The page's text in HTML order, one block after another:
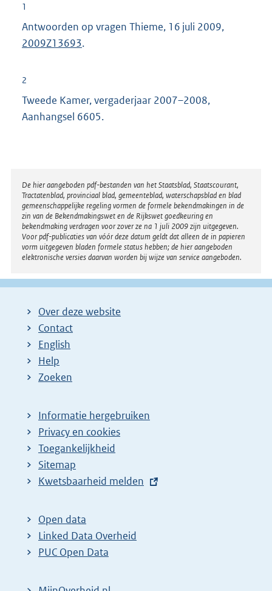
1
Antwoorden op vragen Thieme, 16 juli 2009,
2009Z13693.
2
Tweede Kamer, vergaderjaar 2007–2008,
Aanhangsel 6605.
Disclaimer
De hier aangeboden pdf-bestanden van het Staatsblad, Staatscourant,
Tractatenblad, provinciaal blad, gemeenteblad, waterschapsblad en blad
gemeenschappelijke regeling vormen de formele bekendmakingen in de
zin van de Bekendmakingswet en de Rijkswet goedkeuring en
bekendmaking verdragen voor zover ze na 1 juli 2009 zijn uitgegeven.
Voor pdf-publicaties van vóór deze datum geldt dat alleen de in papieren
vorm uitgegeven bladen formele status hebben; de hier aangeboden
elektronische versies daarvan worden bij wijze van service aangeboden.
Over deze website
Contact
English
Help
Zoeken
Informatie hergebruiken
Privacy en cookies
Toegankelijkheid
Sitemap
E
t
e
r
Kwetsbaarheid melden
Open data
Linked Data Overheid
PUC Open Data